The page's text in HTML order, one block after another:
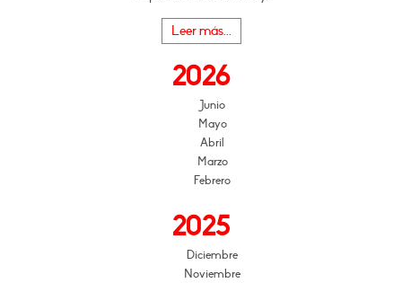
Leer más...
2026
Junio
Mayo
Abril
Marzo
Febrero
2025
Diciembre
Noviembre